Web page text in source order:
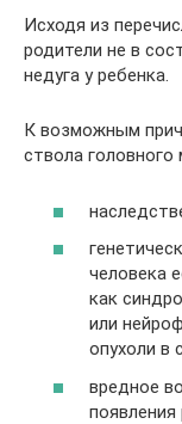
Исходя из
родители не в
недуга у ребенка.
К возможным
ствола головного
человека
как
или
опухоли в
вредное
появления